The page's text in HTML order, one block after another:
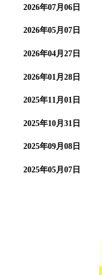
2026年07月06日
2026年05月07日
2026年04月27日
2026年01月28日
2025年11月01日
2025年10月31日
2025年09月08日
2025年05月07日